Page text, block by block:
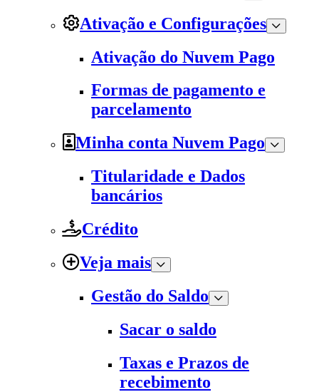
Ativação e Configurações
Ativação do Nuvem Pago
Formas de pagamento e
parcelamento
Minha conta Nuvem Pago
Titularidade e Dados
bancários
Crédito
Veja mais
Gestão do Saldo
Sacar o saldo
Taxas e Prazos de
recebimento